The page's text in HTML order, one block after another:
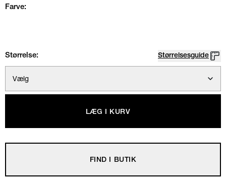
Farve:
Størrelse: Størrelsesguide
Vælg
LÆG I KURV
FIND I BUTIK